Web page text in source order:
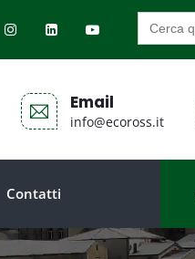
Search
for:
Email
info@ecoross.it
Contatti